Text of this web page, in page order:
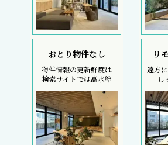
おとり物件なし
物件情報の更新鮮度は
検索サイトでは高水準
リ
遠方
し